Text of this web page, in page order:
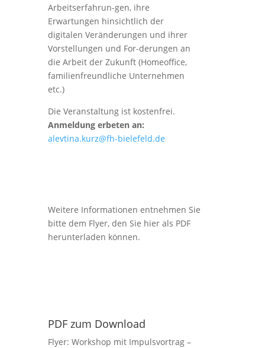
Arbeitserfahrun-gen, ihre
Erwartungen hinsichtlich der
digitalen Veränderungen und ihrer
Vorstellungen und For-derungen an
die Arbeit der Zukunft (Homeoffice,
familienfreundliche Unternehmen
etc.)
Die Veranstaltung ist kostenfrei.
Anmeldung erbeten an:
alevtina.kurz@fh-bielefeld.de
Weitere Informationen entnehmen Sie
bitte dem Flyer, den Sie hier als PDF
herunterladen können.
PDF zum Download
Flyer: Workshop mit Impulsvortrag –